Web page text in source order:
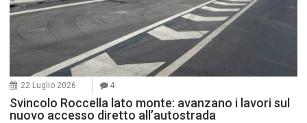
22 Luglio 2026 4
Svincolo Roccella lato monte: avanzano i lavori sul
nuovo accesso diretto all’autostrada